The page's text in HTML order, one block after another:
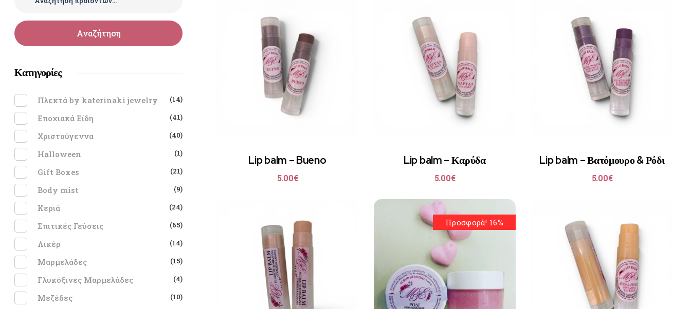
Lip balm – Bueno
5.00€
Lip balm – Καρύδα
5.00€
Lip balm – Βατόμουρο & Ρόδι
5.00€
Προσφορά! 16%
Αναζήτηση
Κατηγορίες
Πλεκτά by katerinaki jewelry (14)
Εποχιακά Είδη (41)
Χριστούγεννα (40)
Halloween (1)
Gift Boxes (21)
Body mist (9)
Κεριά (24)
Σπιτικές Γεύσεις (65)
Λικέρ (14)
Μαρμελάδες (15)
Γλυκόξινες Μαρμελάδες (4)
Μεζέδες (10)